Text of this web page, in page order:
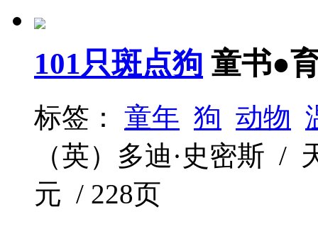
101只斑点狗 童书●
标签： 童年 狗 动物
（英）多迪·史密斯 /
元 / 228页